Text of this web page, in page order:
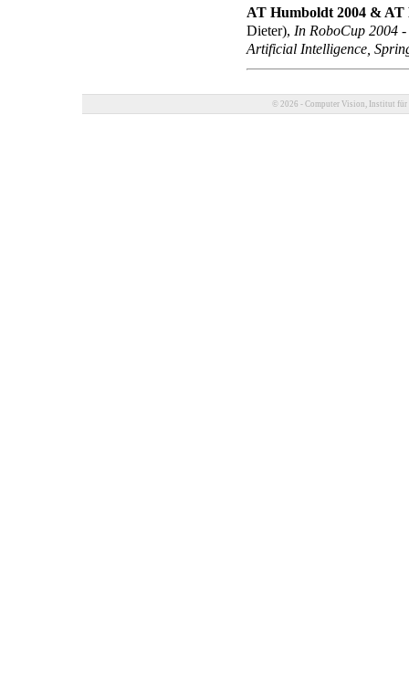
AT Humboldt 2004 & AT
Dieter), In RoboCup 2004
Artificial Intelligence,
© 2026 - Computer Vision, Institut